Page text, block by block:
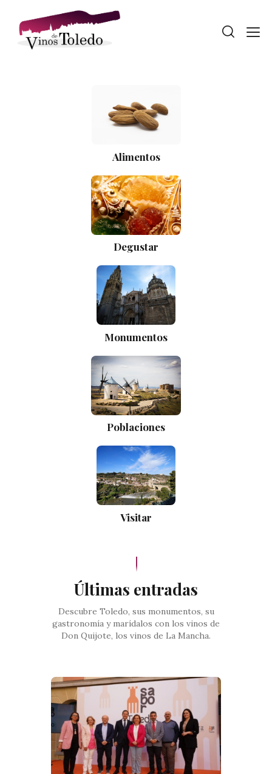
Alimentos
Degustar
Monumentos
Poblaciones
Visitar
Últimas entradas
Descubre Toledo, sus monumentos, su
gastronomía y marídalos con los vinos de
Don Quijote, los vinos de La Mancha.